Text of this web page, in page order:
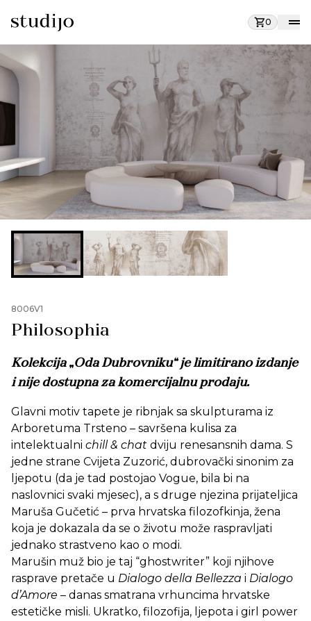
0
8006V1
Philosophia
Kolekcija „Oda Dubrovniku“ je limitirano izdanje
i nije dostupna za komercijalnu prodaju.
Glavni motiv tapete je ribnjak sa skulpturama iz
Arboretuma Trsteno – savršena kulisa za
intelektualni chill & chat dviju renesansnih dama. S
jedne strane Cvijeta Zuzorić, dubrovački sinonim za
ljepotu (da je tad postojao Vogue, bila bi na
naslovnici svaki mjesec), a s druge njezina prijateljica
Maruša Gučetić – prva hrvatska filozofkinja, žena
koja je dokazala da se o životu može raspravljati
jednako strastveno kao o modi.
Marušin muž bio je taj “ghostwriter” koji njihove
rasprave pretače u Dialogo della Bellezza i Dialogo
d’Amore – danas smatrana vrhuncima hrvatske
estetičke misli. Ukratko, filozofija, ljepota i girl power